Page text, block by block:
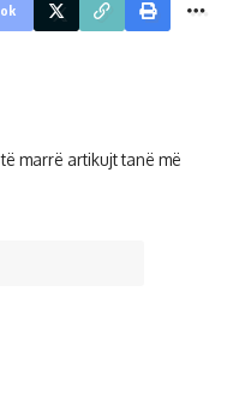
marrë artikujt tanë më